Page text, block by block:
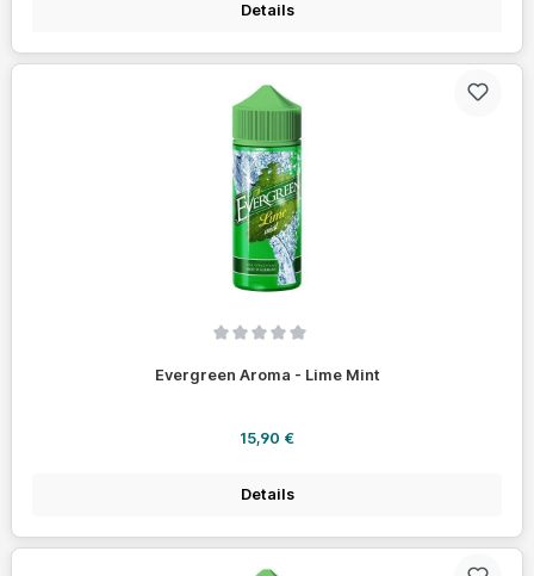
Details
Evergreen Aroma - Lime Mint
Regulärer Preis:
15,90 €
Details